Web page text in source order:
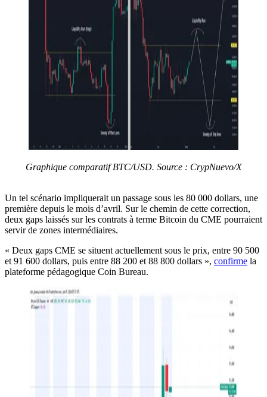
Graphique comparatif BTC/USD. Source : CrypNuevo/X
Un tel scénario impliquerait un passage sous les 80 000 dollars, une
première depuis le mois d’avril. Sur le chemin de cette correction,
deux gaps laissés sur les contrats à terme Bitcoin du CME pourraient
servir de zones intermédiaires.
« Deux gaps CME se situent actuellement sous le prix, entre 90 500
et 91 600 dollars, puis entre 88 200 et 88 800 dollars », confirme la
plateforme pédagogique Coin Bureau.